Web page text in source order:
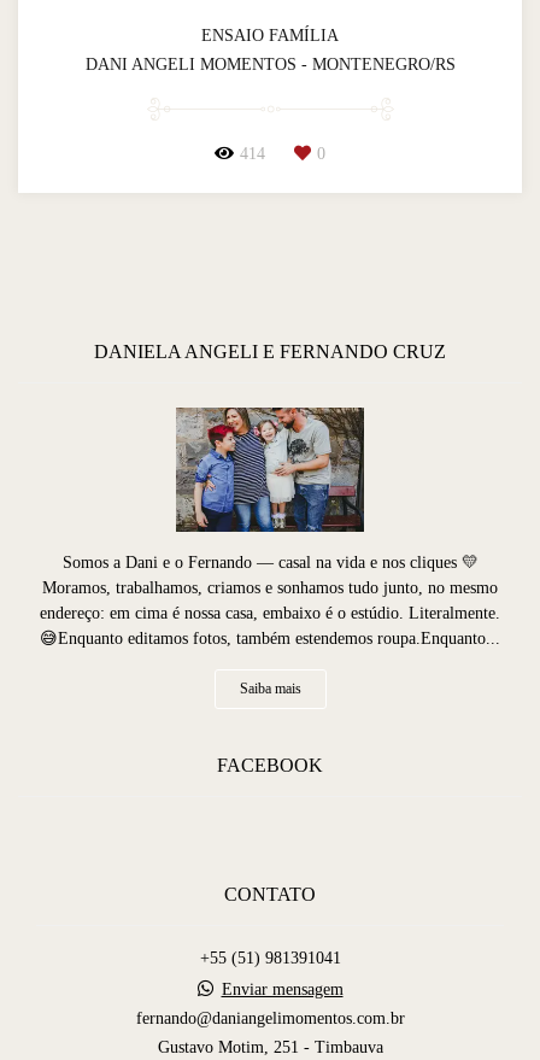
ENSAIO FAMÍLIA
DANI ANGELI MOMENTOS - MONTENEGRO/RS
414 0
DANIELA ANGELI E FERNANDO CRUZ
Somos a Dani e o Fernando — casal na vida e nos cliques 💛
Moramos, trabalhamos, criamos e sonhamos tudo junto, no mesmo
endereço: em cima é nossa casa, embaixo é o estúdio. Literalmente.
😅Enquanto editamos fotos, também estendemos roupa.Enquanto...
Saiba mais
FACEBOOK
CONTATO
+55 (51) 981391041
Enviar mensagem
fernando@daniangelimomentos.com.br
Gustavo Motim, 251 - Timbauva